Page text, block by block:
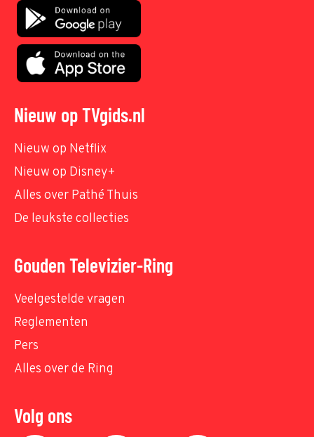
Nieuw op TVgids.nl
Nieuw op Netflix
Nieuw op Disney+
Alles over Pathé Thuis
De leukste collecties
Gouden Televizier-Ring
Veelgestelde vragen
Reglementen
Pers
Alles over de Ring
Volg ons